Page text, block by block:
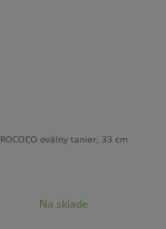
ROCOCO oválny tanier, 33 cm
Na sklade